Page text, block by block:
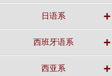
日语系 +
西班牙语系 +
西亚系 +